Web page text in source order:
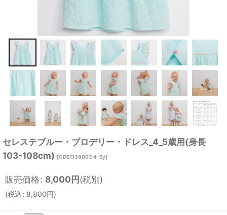
セレステブルー・ブロデリー・ドレス_4_5歳用(身長
103-108cm) [CDE1138003 4-5y]
販売価格: 8,000円(税別)
(税込: 8,800円)